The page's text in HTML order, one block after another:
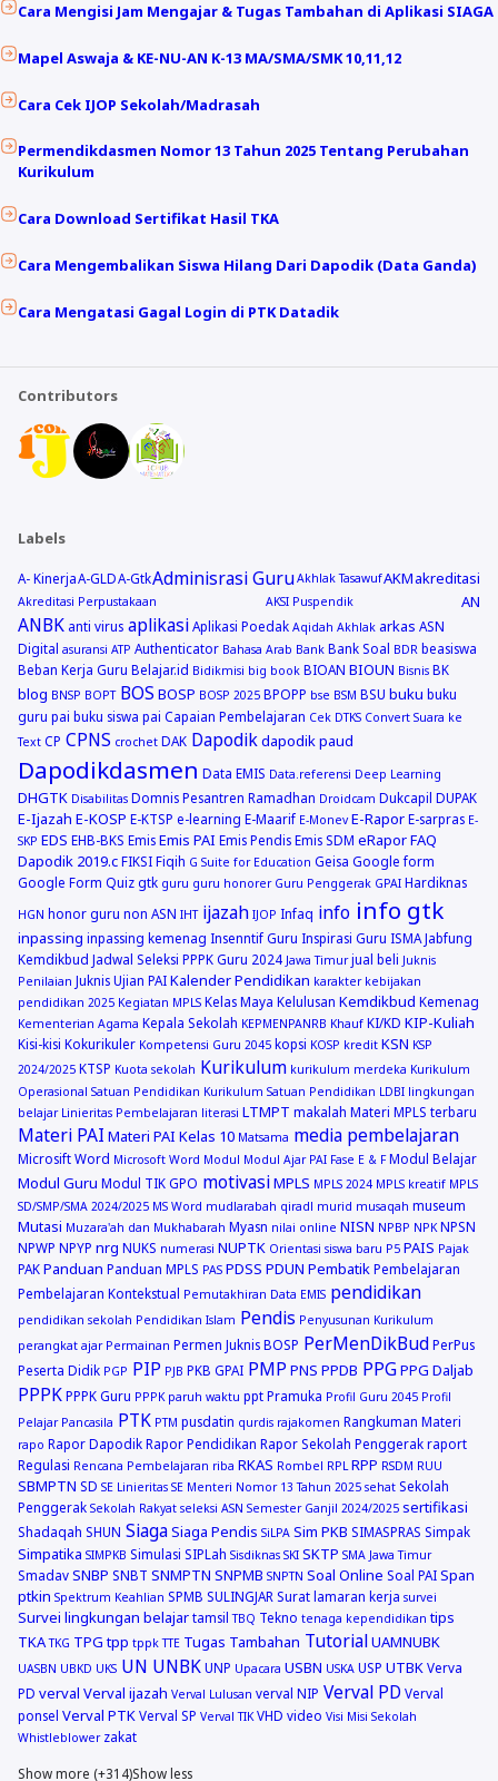
Cara Mengisi Jam Mengajar & Tugas Tambahan di Aplikasi SIAGA
Mapel Aswaja & KE-NU-AN K-13 MA/SMA/SMK 10,11,12
Cara Cek IJOP Sekolah/Madrasah
Permendikdasmen Nomor 13 Tahun 2025 Tentang Perubahan
Kurikulum
Cara Download Sertifikat Hasil TKA
Cara Mengembalikan Siswa Hilang Dari Dapodik (Data Ganda)
Cara Mengatasi Gagal Login di PTK Datadik
Contributors
Labels
A- KinerjaA-GLDA-GtkAdminisrasi GuruAkhlak TasawufAKMakreditasi
Akreditasi Perpustakaan AKSI Puspendik AN
ANBK anti virus aplikasi Aplikasi Poedak Aqidah Akhlak arkas ASN
Digital asuransi ATP Authenticator Bahasa Arab Bank Bank Soal BDR beasiswa
Beban Kerja Guru Belajar.id Bidikmisi big book BIOAN BIOUN Bisnis BK
blog BNSP BOPT BOS BOSP BOSP 2025 BPOPP bse BSM BSU buku buku
guru pai buku siswa pai Capaian Pembelajaran Cek DTKS Convert Suara ke
Text CP CPNS crochet DAK Dapodikdapodik paud
Dapodikdasmen Data EMIS Data.referensi Deep Learning
DHGTK Disabilitas Domnis Pesantren Ramadhan Droidcam Dukcapil DUPAK
E-Ijazah E-KOSP E-KTSP e-learning E-Maarif E-Monev E-Rapor E-sarpras E-
SKP EDS EHB-BKS Emis Emis PAI Emis Pendis Emis SDM eRaporFAQ
Dapodik 2019.c FIKSI Fiqih G Suite for Education Geisa Google form
Google Form Quiz gtk guru guru honorer Guru Penggerak GPAI Hardiknas
HGN honor guru non ASN IHT ijazah IJOP Infaq info info gtk
inpassing inpassing kemenag Insenntif Guru Inspirasi Guru ISMAJabfung
Kemdikbud Jadwal Seleksi PPPK Guru 2024 Jawa Timur jual beli Juknis
Penilaian Juknis Ujian PAI Kalender Pendidikan karakter kebijakan
pendidikan 2025 Kegiatan MPLS Kelas Maya Kelulusan Kemdikbud Kemenag
Kementerian Agama Kepala Sekolah KEPMENPANRB Khauf KI/KD KIP-Kuliah
Kisi-kisi Kokurikuler Kompetensi Guru 2045 kopsi KOSP kredit KSN KSP
2024/2025 KTSP Kuota sekolah Kurikulum kurikulum merdeka Kurikulum
Operasional Satuan Pendidikan Kurikulum Satuan Pendidikan LDBI lingkungan
belajar Linieritas Pembelajaran literasi LTMPT makalah Materi MPLS terbaru
Materi PAI Materi PAI Kelas 10 Matsama media pembelajaran
Microsift Word Microsoft Word Modul Modul Ajar PAI Fase E & F Modul Belajar
Modul Guru Modul TIK GPO motivasiMPLS MPLS 2024 MPLS kreatif MPLS
SD/SMP/SMA 2024/2025 MS Word mudlarabah qiradl murid musaqah museum
Mutasi Muzara'ah dan Mukhabarah Myasn nilai online NISN NPBP NPK NPSN
NPWP NPYP nrg NUKS numerasi NUPTK Orientasi siswa baru P5 PAIS Pajak
PAK Panduan Panduan MPLS PAS PDSS PDUN Pembatik Pembelajaran
Pembelajaran Kontekstual Pemutakhiran Data EMIS pendidikan
pendidikan sekolah Pendidikan Islam Pendis Penyusunan Kurikulum
perangkat ajar Permainan Permen Juknis BOSP PerMenDikBud PerPus
Peserta Didik PGP PIP PJB PKB GPAI PMP PNS PPDB PPGPPG Daljab
PPPK PPPK Guru PPPK paruh waktu ppt Pramuka Profil Guru 2045 Profil
Pelajar Pancasila PTK PTM pusdatin qurdis rajakomen Rangkuman Materi
rapo Rapor Dapodik Rapor Pendidikan Rapor Sekolah Penggerak raport
Regulasi Rencana Pembelajaran riba RKAS Rombel RPL RPP RSDM RUU
SBMPTN SD SE Linieritas SE Menteri Nomor 13 Tahun 2025 sehat Sekolah
Penggerak Sekolah Rakyat seleksi ASN Semester Ganjil 2024/2025 sertifikasi
Shadaqah SHUN SiagaSiaga Pendis SiLPA Sim PKB SIMASPRAS Simpak
Simpatika SIMPKB Simulasi SIPLah Sisdiknas SKI SKTP SMA Jawa Timur
Smadav SNBP SNBT SNMPTN SNPMB SNPTN Soal Online Soal PAI Span
ptkin Spektrum Keahlian SPMB SULINGJAR Surat lamaran kerja survei
Survei lingkungan belajar tamsil TBQ Tekno tenaga kependidikan tips
TKA TKG TPG tpp tppk TTE Tugas Tambahan TutorialUAMNUBK
UASBN UBKD UKS UN UNBK UNP Upacara USBN USKA USP UTBK Verva
PD verval Verval ijazah Verval Lulusan verval NIP Verval PD Verval
ponsel Verval PTK Verval SP Verval TIK VHD video Visi Misi Sekolah
Whistleblower zakat
Show more (+314)Show less